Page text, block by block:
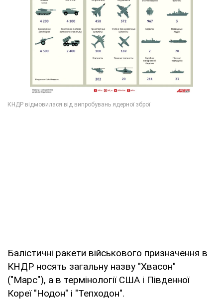
Балістичні ракети військового призначення в
КНДР носять загальну назву "Хвасон"
("Марс"), а в термінології США і Південної
Кореї "Нодон" і "Тепходон".